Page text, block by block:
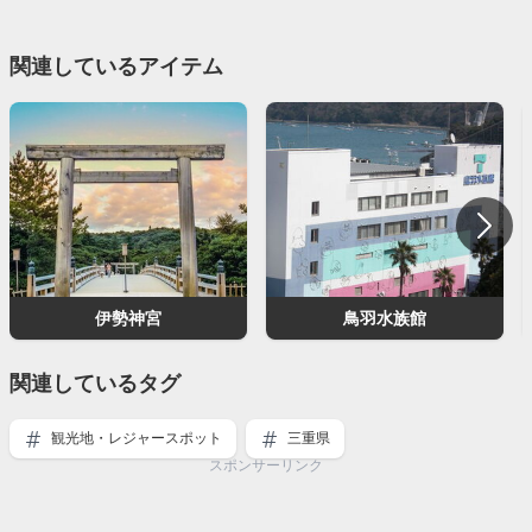
関連しているアイテム
伊勢神宮 鳥羽水族館
関連しているタグ
観光地・レジャースポット
三重県
スポンサーリンク